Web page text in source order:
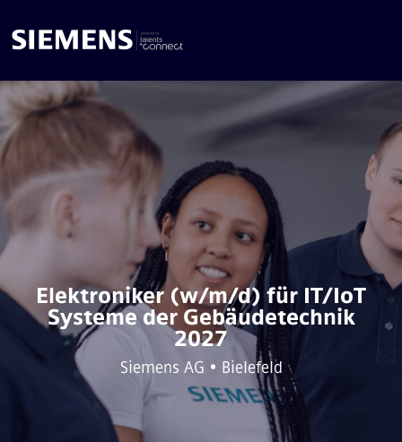
Elektroniker (w/m/d) für IT/IoT
Systeme der Gebäudetechnik
2027
Siemens AG • Bielefeld